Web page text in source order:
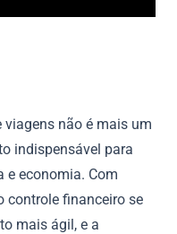
não é mais um
indispensável para
e economia. Com
controle financeiro se
mais ágil, e a